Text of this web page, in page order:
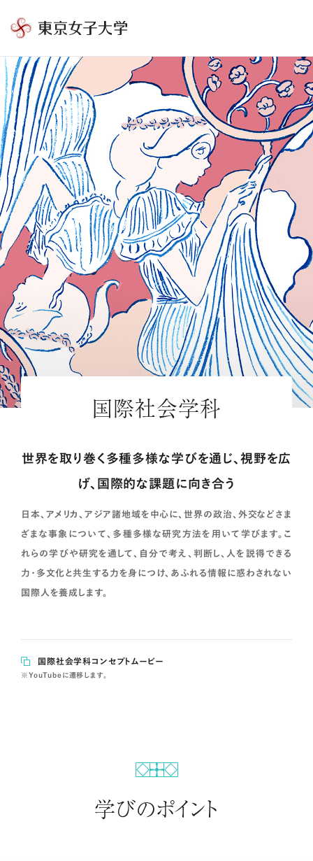
東
女
子
大
学
国際社会学科
世界を取り巻く多種多様な学びを通じ、視野を広
げ、国際的な課題に向き合う
日本、アメリカ、アジア諸地域を中心に、世界の政治、外交などさま
ざまな事象について、多種多様な研究方法を用いて学びます。こ
れらの学びや研究を通して、自分で考え、判断し、人を説得できる
力・多文化と共生する力を身につけ、あふれる情報に惑わされない
国際人を養成します。
国際社会学科コンセプトムービー
※YouTubeに遷移します。
学びのポイント